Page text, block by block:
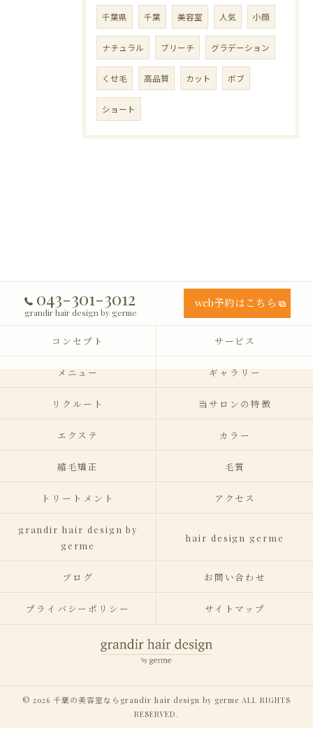
千葉県 千葉 美容室 人気 小顔
ナチュラル ブリーチ グラデーション
くせ毛 高品質 カット ボブ
ショート
043-301-3012
grandir hair design by germe
web予約はこちら
コンセプト サービス
メニュー ギャラリー
リクルート 当サロンの特徴
エクステ カラー
縮毛矯正 毛質
トリートメント アクセス
grandir hair design by
germe
hair design germe
ブログ お問い合わせ
プライバシーポリシー サイトマップ
© 2026 千葉の美容室ならgrandir hair design by germe ALL RIGHTS
RESERVED.